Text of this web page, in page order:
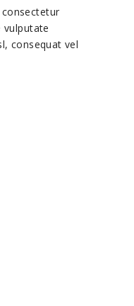
vulputate
consequat vel